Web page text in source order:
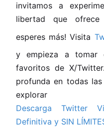
invitamos a
libertad que ofrece
esperes más! Visita
y empieza a tomar
favoritos de X/
profunda en todas
Descarga Twitter
Definitiva y SIN